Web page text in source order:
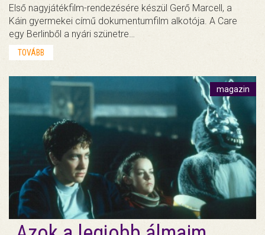
Első nagyjátékfilm-rendezésére készül Gerő Marcell, a
Káin gyermekei című dokumentumfilm alkotója. A Care
egy Berlinből a nyári szünetre…
TOVÁBB
magazin